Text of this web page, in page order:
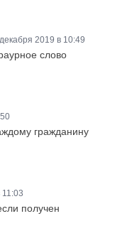
2019 в 10:49
слово
гражданину
получен